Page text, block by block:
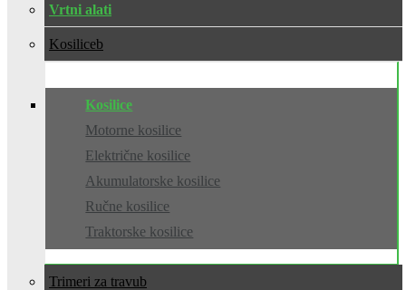
Vrtni alati
Kosilice
Kosilice
Motorne kosilice
Električne kosilice
Akumulatorske kosilice
Ručne kosilice
Traktorske kosilice
Trimeri za travu